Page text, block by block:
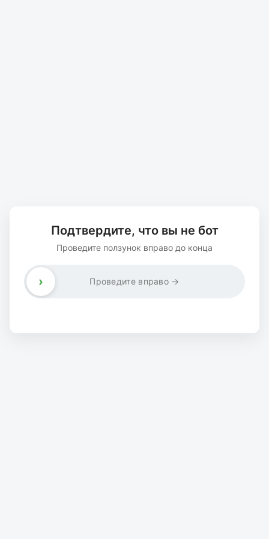
Подтвердите, что вы не бот
Проведите ползунок вправо до конца
Проведите вправо →
›